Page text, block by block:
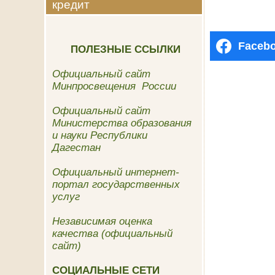
кредит
ПОЛЕЗНЫЕ ССЫЛКИ
Официальный сайт
Минпросвещения России
Официальный сайт
Министерства образования
и науки Республики
Дагестан
Официальный интернет-
портал государственных
услуг
Независимая оценка
качества (официальный
сайт)
СОЦИАЛЬНЫЕ СЕТИ